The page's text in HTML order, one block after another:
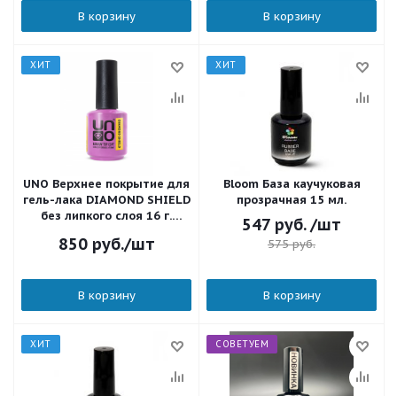
В корзину В корзину
ХИТ
UNO Верхнее покрытие для
гель-лака DIAMOND SHIELD
без липкого слоя 16 г.
850руб./шт
В корзину
ХИТ
Bloom База каучуковая
прозрачная 15 мл.
547 руб. /шт
575руб.
В корзину
ХИТ СОВЕТУЕМ